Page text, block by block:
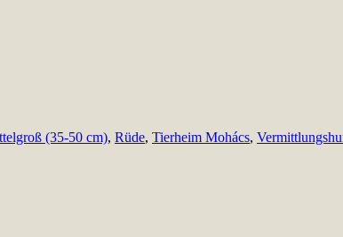
(35-50 cm), Rüde, Tierheim Mohács,